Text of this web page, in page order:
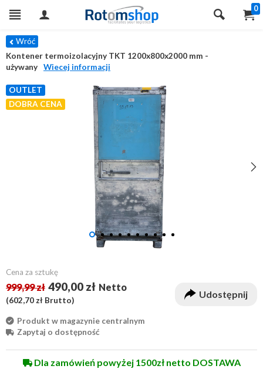
0
Wróć
Kontener termoizolacyjny TKT 1200x800x2000 mm -
używany
Wiecej informacji
OUTLET
DOBRA CENA
Cena za sztukę
999,99 zł 490,00 zł Netto
(602,70 zł Brutto)
Udostępnij
Produkt w magazynie centralnym
Zapytaj o dostępność
Dla zamówień powyżej 1500zł netto DOSTAWA